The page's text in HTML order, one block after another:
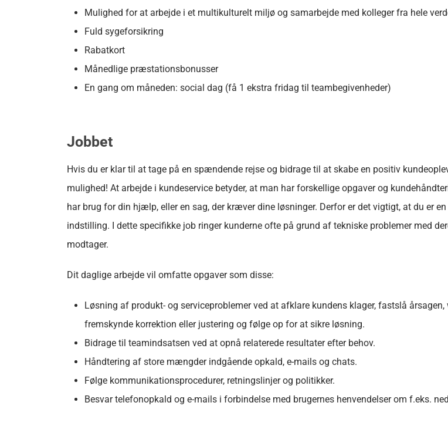
Mulighed for at arbejde i et multikulturelt miljø og samarbejde med kolleger fra hele
Fuld sygeforsikring
Rabatkort
Månedlige præstationsbonusser
En gang om måneden: social dag (få 1 ekstra fridag til teambegivenheder)
Jobbet
Hvis du er klar til at tage på en spændende rejse og bidrage til at skabe en positiv
mulighed! At arbejde i kundeservice betyder, at man har forskellige opgaver og
har brug for din hjælp, eller en sag, der kræver dine løsninger. Derfor er det vigtigt, at du er
indstilling. I dette specifikke job ringer kunderne ofte på grund af tekniske problemer med
modtager.
Dit daglige arbejde vil omfatte opgaver som disse:
Løsning af produkt- og serviceproblemer ved at afklare kundens klager, fastslå
fremskynde korrektion eller justering og følge op for at sikre løsning.
Bidrage til teamindsatsen ved at opnå relaterede resultater efter behov.
Håndtering af store mængder indgående opkald, e-mails og chats.
Følge kommunikationsprocedurer, retningslinjer og politikker.
Besvar telefonopkald og e-mails i forbindelse med brugernes henvendelser om f.eks.